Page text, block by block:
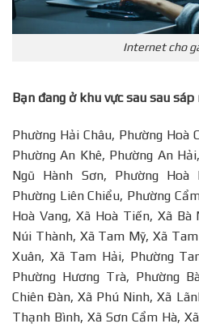
Internet cho
Bạn đang ở khu vực sau sau sáp
Phường Hải Châu, Phường Hoà
Phường An Khê, Phường An
Ngũ Hành Sơn, Phường Hoà
Phường Liên Chiểu, Phường
Hoà Vang, Xã Hoà Tiến, Xã
Núi Thành, Xã Tam Mỹ, Xã
Xuân, Xã Tam Hải, Phường
Phường Hương Trà, Phường
Chiên Đàn, Xã Phú Ninh, Xã
Thạnh Bình, Xã Sơn Cẩm Hà,